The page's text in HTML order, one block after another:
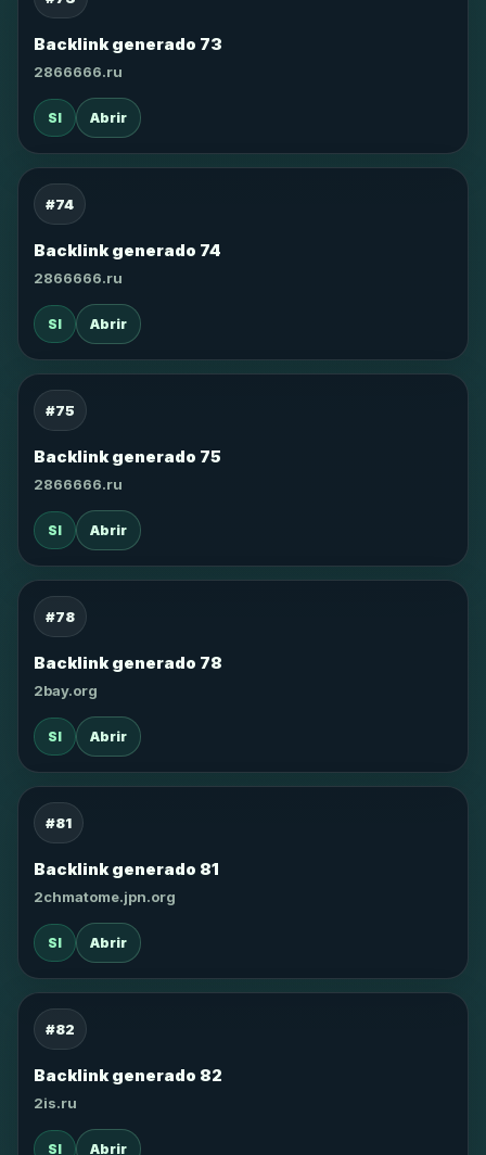
Backlink generado 73
2866666.ru
SI Abrir
#74
Backlink generado 74
2866666.ru
SI Abrir
#75
Backlink generado 75
2866666.ru
SI Abrir
#78
Backlink generado 78
2bay.org
SI Abrir
#81
Backlink generado 81
2chmatome.jpn.org
SI Abrir
#82
Backlink generado 82
2is.ru
SI Abrir